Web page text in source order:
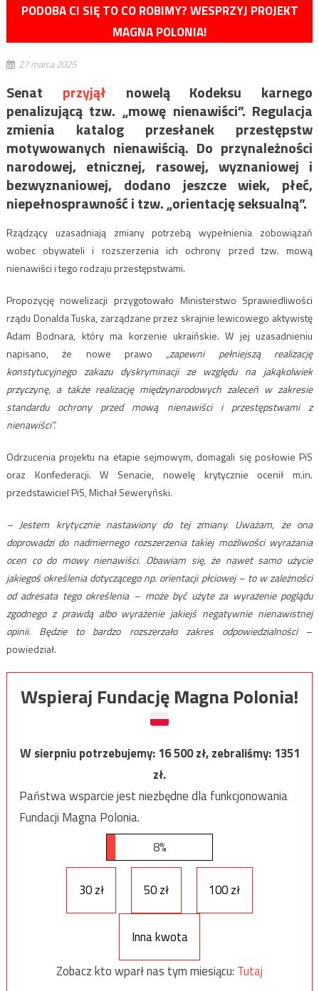
PODOBA CI SIĘ TO CO ROBIMY? WESPRZYJ PROJEKT
MAGNA POLONIA!
27 marca 2025
Senat przyjąłnowelą Kodeksu karnego
penalizującą tzw. „mowę nienawiści”. Regulacja
zmienia katalog przesłanek przestępstw
motywowanych nienawiścią. Do przynależności
narodowej, etnicznej, rasowej, wyznaniowej i
bezwyznaniowej, dodano jeszcze wiek, płeć,
niepełnosprawność i tzw. „orientację seksualną”.
Rządzący uzasadniają zmiany potrzebą wypełnienia zobowiązań
wobec obywateli i rozszerzenia ich ochrony przed tzw. mową
nienawiści i tego rodzaju przestępstwami.
Propozycję nowelizacji przygotowało Ministerstwo Sprawiedliwości
rządu Donalda Tuska, zarządzane przez skrajnie lewicowego aktywistę
Adam Bodnara, który ma korzenie ukraińskie. W jej uzasadnieniu
napisano, że nowe prawo „zapewni pełniejszą realizację
konstytucyjnego zakazu dyskryminacji ze względu na jakąkolwiek
przyczynę, a także realizację międzynarodowych zaleceń w zakresie
standardu ochrony przed mową nienawiści i przestępstwami z
nienawiści”.
Odrzucenia projektu na etapie sejmowym, domagali się posłowie PiS
oraz Konfederacji. W Senacie, nowelę krytycznie ocenił m.in.
przedstawiciel PiS, Michał Seweryński.
– Jestem krytycznie nastawiony do tej zmiany. Uważam, że ona
doprowadzi do nadmiernego rozszerzenia takiej możliwości wyrażania
ocen co do mowy nienawiści. Obawiam się, że nawet samo użycie
jakiegoś określenia dotyczącego np. orientacji płciowej – to w zależności
od adresata tego określenia – może być użyte za wyrażenie poglądu
zgodnego z prawdą albo wyrażenie jakiejś negatywnie nienawistnej
opinii. Będzie to bardzo rozszerzało zakres odpowiedzialności–
powiedział.
Wspieraj Fundację Magna Polonia!
W sierpniu potrzebujemy:16 500zł, zebraliśmy:1351
zł.
Państwa wsparcie jest niezbędne dla funkcjonowania
Fundacji Magna Polonia.
8%
30 zł 50 zł 100 zł
Inna kwota
Zobacz kto wparł nas tym miesiącu: Tutaj